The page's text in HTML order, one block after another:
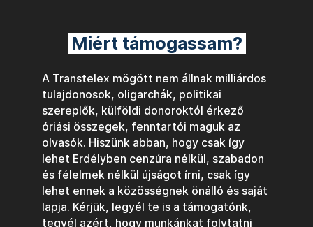
Miért támogassam?
A Transtelex mögött nem állnak milliárdos
tulajdonosok, oligarchák, politikai
szereplők, külföldi donoroktól érkező
óriási összegek, fenntartói maguk az
olvasók. Hiszünk abban, hogy csak így
lehet Erdélyben cenzúra nélkül, szabadon
és félelmek nélkül újságot írni, csak így
lehet ennek a közösségnek önálló és saját
lapja. Kérjük, legyél te is a támogatónk,
tegyél azért, hogy munkánkat folytatni